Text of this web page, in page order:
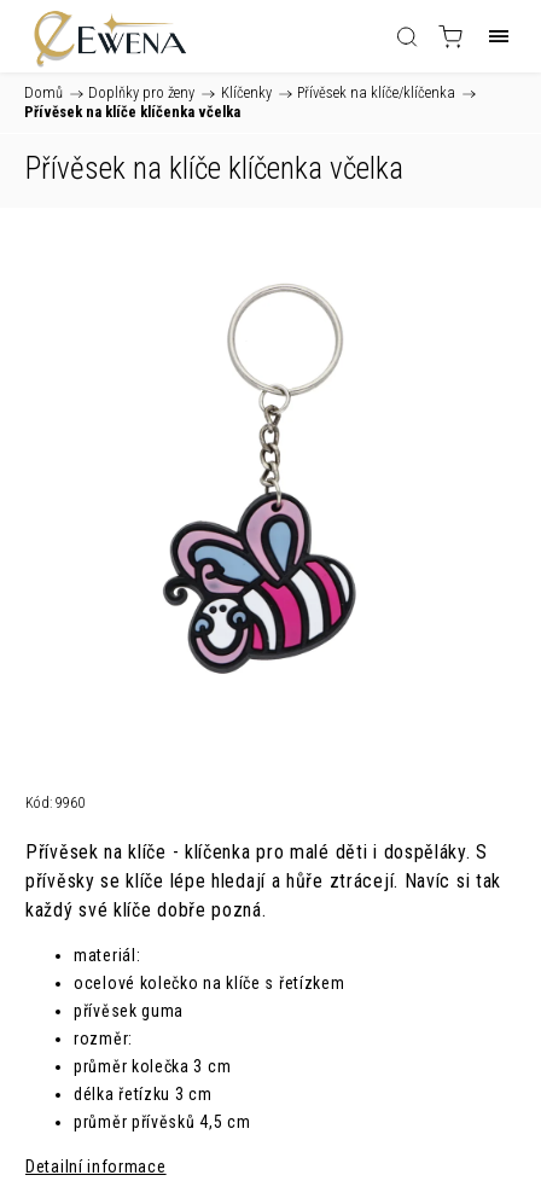
Domů / Doplňky pro ženy / Klíčenky / Přívěsek na klíče/klíčenka /
Přívěsek na klíče klíčenka včelka
Přívěsek na klíče klíčenka včelka
Kód: 9960
Přívěsek na klíče - klíčenka pro malé děti i dospěláky. S
přívěsky se klíče lépe hledají a hůře ztrácejí. Navíc si tak
každý své klíče dobře pozná.
materiál:
ocelové kolečko na klíče s řetízkem
přívěsek guma
rozměr:
průměr kolečka 3 cm
délka řetízku 3 cm
průměr přívěsků 4,5 cm
Detailní informace